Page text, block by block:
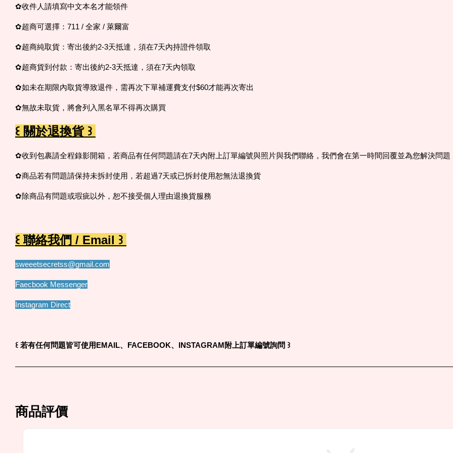
✿收件人請填寫中文本名才能領件
✿超商可選擇：711 / 全家 / 萊爾富
✿超商純取貨：寄出後約2-3天抵達，須在7天內持證件領取
✿超商貨到付款：寄出後約2-3天抵達，須在7天內領取
✿如未在期限內取貨導致退件，需再次下單補運費支付$60才能再次寄出
✿無故未取貨， 將會列入黑名單不得再次購買
꒰ 關於退換貨 ꒱
✿收到包裹請全程錄影開箱，若商品有任何問題請在7天內附上訂單編號與照片與我們聯絡，我們會在第一時間回覆並為您解決問題
✿商品若有問題請保持未拆封使用，若超過7天或已拆封使用恕無法退換貨
✿除商品有問題或瑕疵以外，恕不接受個人理由退換貨服務
꒰ 聯絡我們 / Email ꒱
sweeetsecretss@gmail.com
Faecbook Messenger
Instagram Direct
꒰ 若有任何問題皆可使用EMAIL、FACEBOOK、INSTAGRAM附上訂單編號詢問 ꒱
商品評價